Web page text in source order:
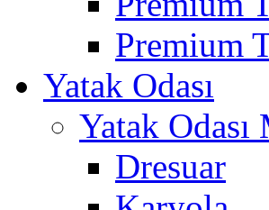
Premium
Yatak Odası
Yatak Odası
Dresuar